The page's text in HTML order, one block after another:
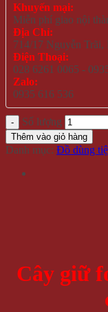
Khuyến mại:
Miễn phí giao nội
Địa Chỉ:
714/17 Nguyễn Trãi,
Điện Thoại:
028 6261 0065 -
Zalo:
0935 616 536
Số lượng
Thêm vào giỏ hàng
Danh mục: Đồ dùng
Cây giữ